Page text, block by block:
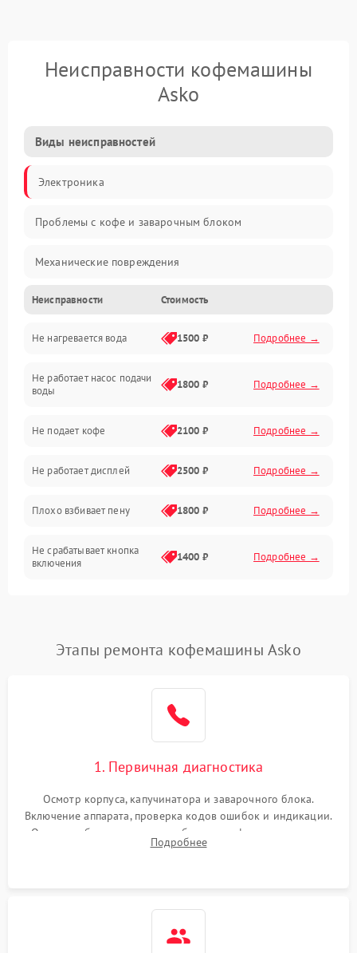
Неисправности кофемашины
Asko
Виды неисправностей
Электроника
Проблемы с кофе и заварочным блоком
Механические повреждения
Прочие неисправности
Включение и работа
Проблемы с водой
Неисправности Стоимость
Не нагревается вода 1500 ₽ Подробнее →
Не работает насос подачи
воды
1800 ₽ Подробнее →
Не подает кофе 2100 ₽ Подробнее →
Не работает дисплей 2500 ₽ Подробнее →
Плохо взбивает пену 1800 ₽ Подробнее →
Не срабатывает кнопка
включения
1400 ₽ Подробнее →
Постоянные сбои в работе 1500 ₽ Подробнее →
Этапы ремонта кофемашины Asko
1. Первичная диагностика
Осмотр корпуса, капучинатора и заварочного блока.
Включение аппарата, проверка кодов ошибок и индикации.
Оценка работы помпы, термоблока и кофемолки на слух.
Измерение температуры и давления воды для выявления
Подробнее